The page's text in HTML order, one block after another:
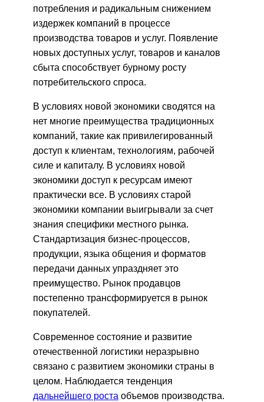
потребления и радикальным снижением
издержек компаний в процессе
производства товаров и услуг. Появление
новых доступных услуг, товаров и каналов
сбыта способствует бурному росту
потребительского спроса.
В условиях новой экономики сводятся на
нет многие преимущества традиционных
компаний, такие как привилегированный
доступ к клиентам, технологиям, рабочей
силе и капиталу. В условиях новой
экономики доступ к ресурсам имеют
практически все. В условиях старой
экономики компании выигрывали за счет
знания специфики местного рынка.
Стандартизация бизнес-процессов,
продукции, языка общения и форматов
передачи данных упраздняет это
преимущество. Рынок продавцов
постепенно трансформируется в рынок
покупателей.
Современное состояние и развитие
отечественной логистики неразрывно
связано с развитием экономики страны в
целом. Наблюдается тенденция
дальнейшего роста объемов производства.